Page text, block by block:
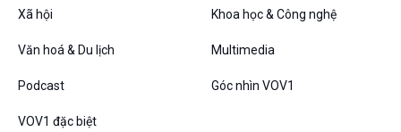
Xã hội Khoa học & Công nghệ
Văn hoá & Du lịch Multimedia
Podcast Góc nhìn VOV1
VOV1 đặc biệt